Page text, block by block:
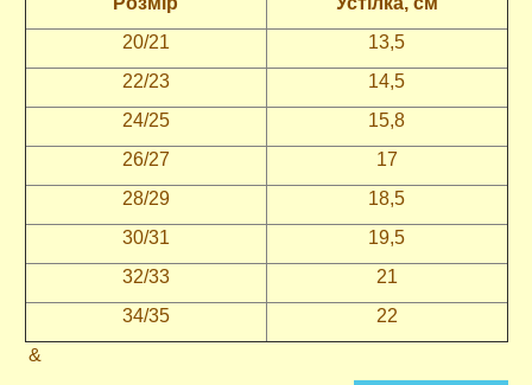
20/21
13,5
22/23
14,5
24/25
15,8
26/27
17
28/29
18,5
30/31
19,5
32/33
21
34/35
22
&